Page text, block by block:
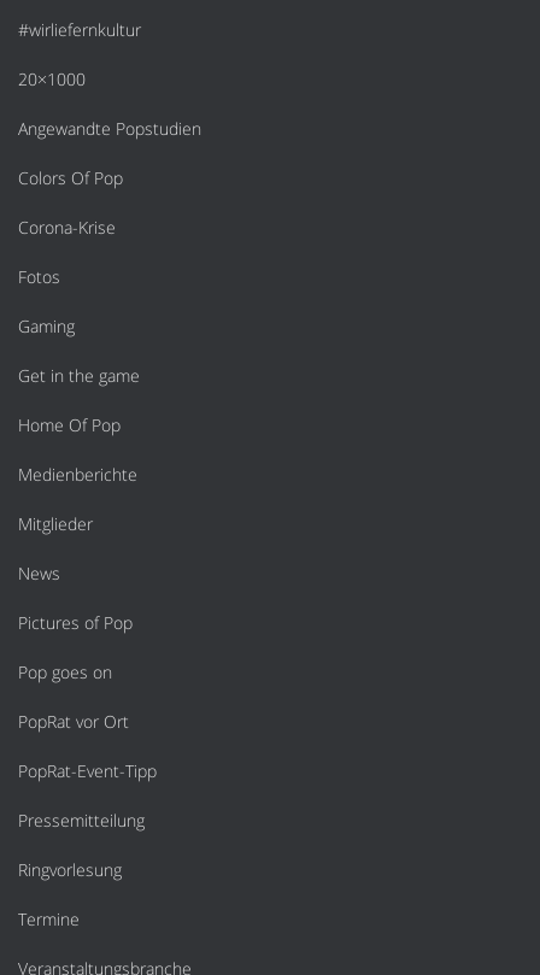
#wirliefernkultur
20×1000
Angewandte Popstudien
Colors Of Pop
Corona-Krise
Fotos
Gaming
Get in the game
Home Of Pop
Medienberichte
Mitglieder
News
Pictures of Pop
Pop goes on
PopRat vor Ort
PopRat-Event-Tipp
Pressemitteilung
Ringvorlesung
Termine
Veranstaltungsbranche